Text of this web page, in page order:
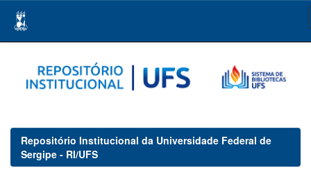
navigation
Repositório Institucional da Universidade Federal de
Sergipe - RI/UFS